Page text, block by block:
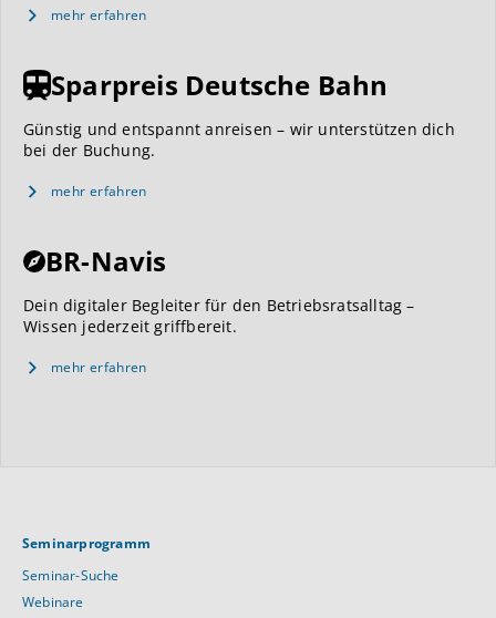
mehr erfahren
Sparpreis Deutsche Bahn
Günstig und entspannt anreisen – wir unterstützen dich
bei der Buchung.
mehr erfahren
BR-Navis
Dein digitaler Begleiter für den Betriebsratsalltag –
Wissen jederzeit griffbereit.
mehr erfahren
Seminarprogramm
Seminar-Suche
Webinare